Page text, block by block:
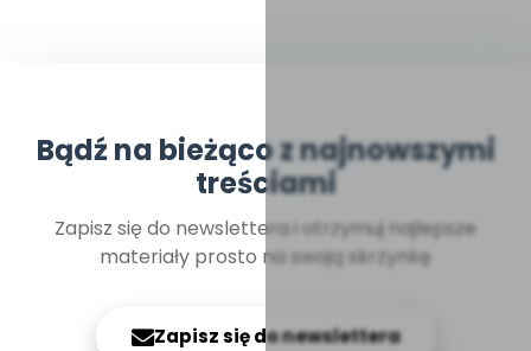
Bądź na bieżąco z najnowszymi
treściami
Zapisz się do newslettera i otrzymuj najlepsze
materiały prosto na swoją skrzynkę
Zapisz się do newslettera